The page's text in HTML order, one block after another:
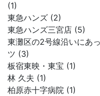
(1)
東急ハンズ (2)
東急ハンズ三宮店 (5)
東灘区の2号線沿いにあ
ツ (3)
板宿東映・東宝 (1)
林 久夫 (1)
柏原赤十字病院 (1)